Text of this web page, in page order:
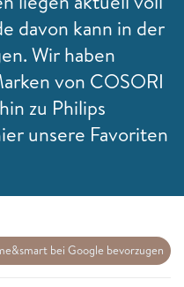
davon kann in der
Wir haben
von COSORI
zu Philips
unsere Favoriten
bei Google bevorzugen